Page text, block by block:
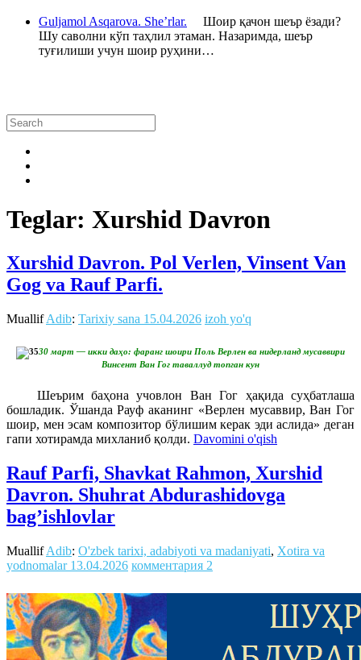
Guljamol Asqarova. She’rlar. Шоир қачон шеър ёзади?
Шу саволни кўп таҳлил этаман. Назаримда, шеър
туғилиши учун шоир руҳини…
Teglar: Xurshid Davron
Xurshid Davron. Pol Verlen, Vinsent Van
Gog va Rauf Parfi.
MuallifAdib: Tarixiy sana 15.04.2026 izoh yo'q
30 март — икки даҳо: фаранг шоири Поль Верлен ва нидерланд мусаввири
Винсент Ван Гог таваллуд топган кун
Шеърим баҳона учовлон Ван Гог ҳақида суҳбатлаша
бошладик. Ўшанда Рауф аканинг «Верлен мусаввир, Ван Гог
шоир, мен эсам композитор бўлишим керак эди аслида» деган
гапи хотирамда михланиб қолди. Davomini o'qish
Rauf Parfi, Shavkat Rahmon, Xurshid
Davron. Shuhrat Abdurashidovga
bag’ishlovlar
MuallifAdib: O'zbek tarixi, adabiyoti va madaniyati, Xotira va
yodnomalar 13.04.2026 комментария 2